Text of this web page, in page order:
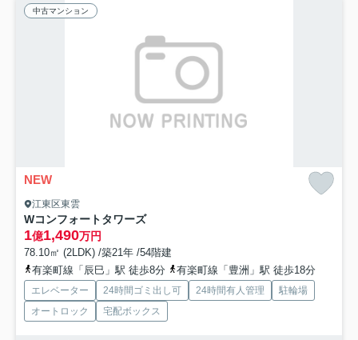
中古マンション
NEW
江東区東雲
Wコンフォートタワーズ
1億1,490万円
78.10㎡ (2LDK) /築21年 /54階建
有楽町線「辰巳」駅 徒歩8分
有楽町線「豊洲」駅 徒歩18分
エレベーター 24時間ゴミ出し可 24時間有人管理
駐輪場
オートロック
宅配ボックス